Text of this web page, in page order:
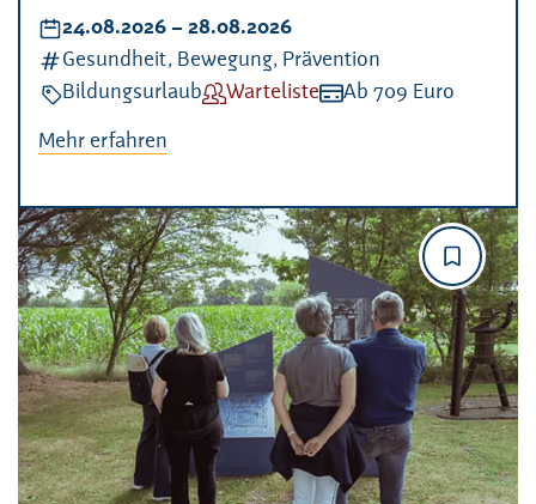
Datum:
24.08.2026 – bis
28.08.2026
Kategorien:
Gesundheit, Bewegung, Prävention
Veranstaltungsart:
BildungsurlaubVerfügbarkeit:
WartelisteKosten:
Ab 709 Euro
Mehr erfahren